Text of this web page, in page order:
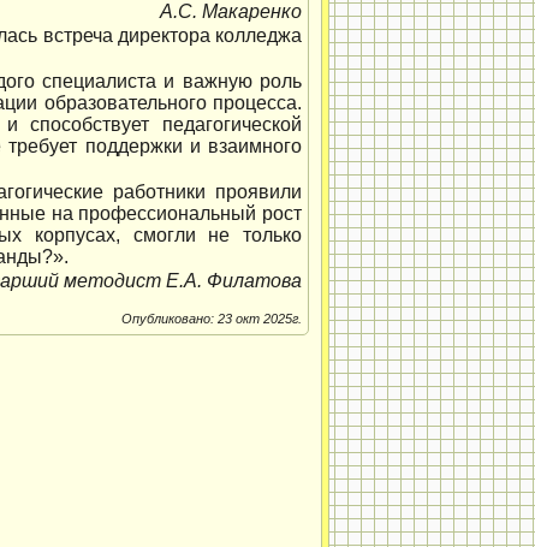
А.С. Макаренко
встреча директора колледжа
специалиста и важную роль
образовательного процесса.
педагогической
поддержки и взаимного
работники проявили
на профессиональный рост
корпусах, смогли не только
методист Е.А. Филатова
Опубликовано: 23 окт 2025г.